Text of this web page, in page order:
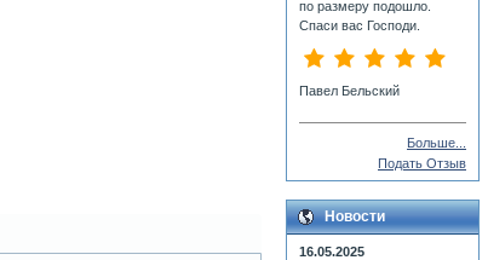
по размеру подошло.
Спаси вас Господи.
Павел Бельский
Больше...
Подать Отзыв
Новости
16.05.2025